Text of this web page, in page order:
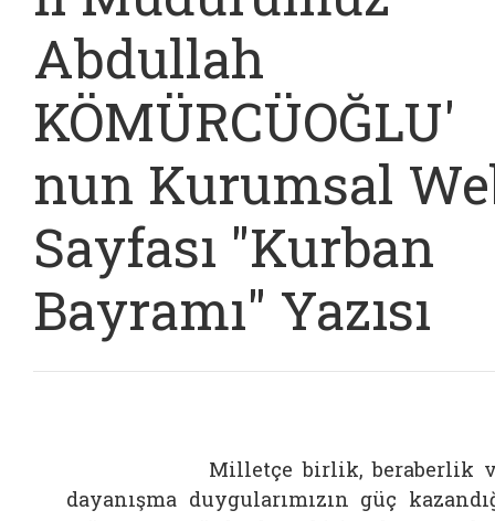
Abdullah
KÖMÜRCÜOĞLU'
nun Kurumsal
Sayfası "Kurban
Bayramı" Yazısı
Milletçe birlik, beraberlik
dayanışma duygularımızın güç